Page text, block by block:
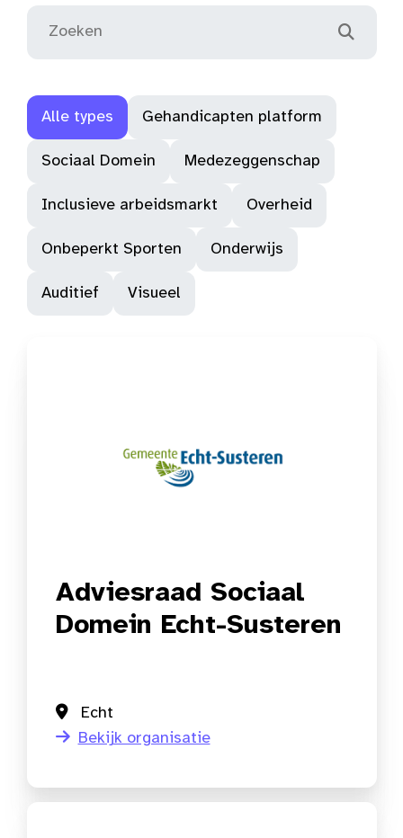
Alle types Gehandicapten platform
Sociaal Domein Medezeggenschap
Inclusieve arbeidsmarkt Overheid
Onbeperkt Sporten Onderwijs
Auditief Visueel
Adviesraad Sociaal
Domein Echt-Susteren
Echt
Bekijk organisatie